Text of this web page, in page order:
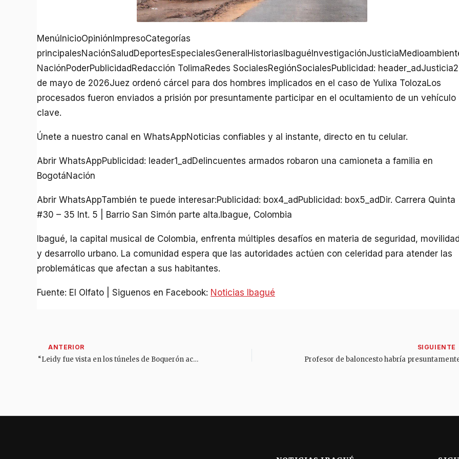
MenúInicioOpiniónImpresoCategorías
NaciónPoderPublicidadRedacción TolimaRedes SocialesRegiónSocialesPublicidad:
de mayo de 2026Juez ordenó cárcel para dos hombres implicados en el caso de Yulixa TolozaLos
procesados fueron enviados a prisión por presuntamente participar en el ocultamiento de un vehículo
clave.
Únete a nuestro canal en WhatsAppNoticias confiables y al instante, directo en tu celular.
Abrir WhatsAppPublicidad: leader1_adDelincuentes armados robaron una camioneta a familia en
BogotáNación
Abrir WhatsAppTambién te puede interesar:Publicidad: box4_adPublicidad: box5_adDir. Carrera Quinta
#30 – 35 Int. 5 | Barrio San Simón parte alta.Ibague, Colombia
Ibagué, la capital musical de Colombia, enfrenta múltiples desafíos en materia de seguridad,
y desarrollo urbano. La comunidad espera que las autoridades actúen con celeridad para atender las
problemáticas que afectan a sus habitantes.
Fuente: El Olfato | Siguenos en Facebook: Noticias Ibagué
“Leidy fue vista en los túneles de Boquerón acompañada de una persona”: hermana de joven desaparecida